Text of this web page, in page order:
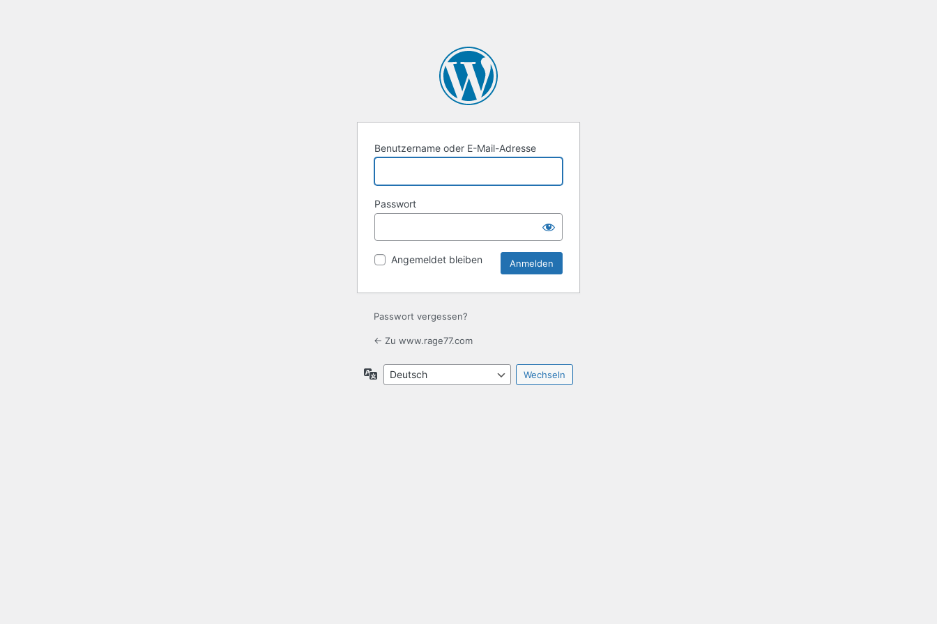
Benutzername oder E-Mail-Adresse
Passwort
Angemeldet bleiben
Passwort vergessen?
← Zu www.rage77.com
Sprache